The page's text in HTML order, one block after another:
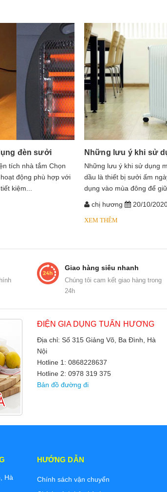
đèn sưởi
tích nhà tắm Chọn
động phù hợp với
kiệm...
Những lưu ý khi sử
​​​​​​Những lưu ý khi sử dụng
dầu là thiết bị sưởi ấm
dụng vào mùa đông để giữ
chị hương 20/10/
XEM THÊM
Giao hàng siêu nhanh
Chúng tôi cam kết giao hàng trong
24h
ĐIỆN GIA DỤNG TUẤN HƯƠNG
Địa chỉ: Số 315 Giảng Võ, Ba Đình, Hà
Nội
Hotline 1: 0868228637
Hotline 2: 0978 319 375
Bản đồ đường đi
Hà
HƯỚNG DẪN
Chính sách vận chuyển